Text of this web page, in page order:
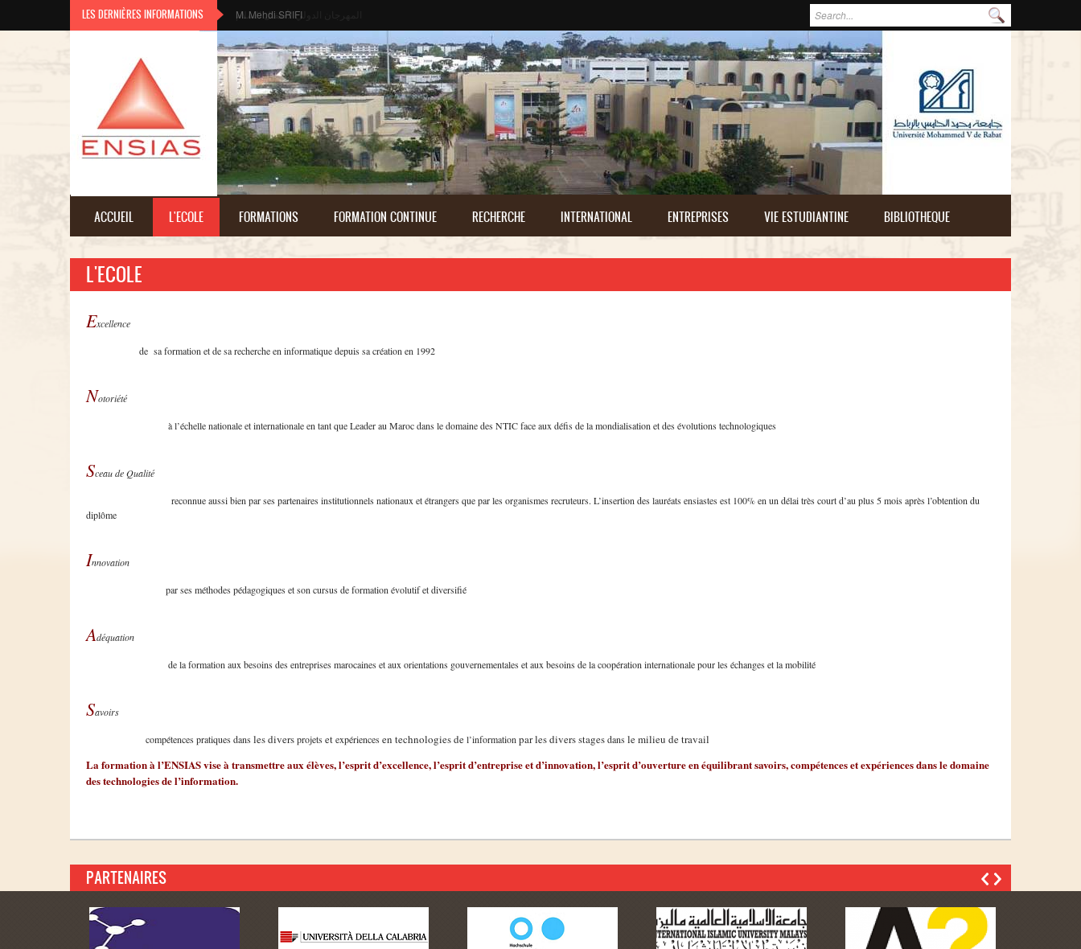
Aller au contenu principal Formulaire de recherche
LES DERNIÈRES INFORMATIONS M. Mehdi SRIFI
ACCUEIL L'ECOLE FORMATIONS FORMATION CONTINUE RECHERCHE INTERNATIONAL ENTREPRISES VIE ESTUDIANTINE BIBLIOTHEQUE
L'ECOLE
Excellence
de saformation et desarechercheen informatiquedepuis sacréation en 1992
Notoriété
àl’échellenationaleetinternationaleen tantqueLeader au Marocdans ledomainedes NTICface aux défis de lamondialisation et des évolutions technologiques
SceaudeQualité
reconnueaussibien parses partenaires institutionnels nationaux etétrangers quepar les organismes recruteurs. L’insertion des lauréats ensiastes est 100% en un délaitrès courtd’au plus 5mois après l’obtention du
diplôme
Innovation
parses méthodes pédagogiques et son cursus de formation évolutifetdiversifié
Adéquation
de la formation aux besoins des entreprises marocaines et aux orientations gouvernementales et aux besoins de lacoopération internationalepour les échanges et lamobilité
Savoirs
compétences pratiques dans les diversprojets etexpériences en technologies del’information par les divers stagesdans le milieu de travail
La formationàl’ENSIASviseàtransmettreauxélèves,l’espritd’excellence,l’espritd’entrepriseetd’innovation,l’espritd’ouvertureenéquilibrantsavoirs,compétencesetexpériencesdansledomaine
des technologies del’information.
PARTENAIRES